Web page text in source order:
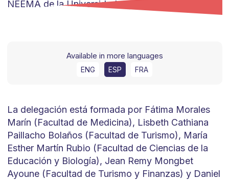
Available in more languages
ENG ESP FRA
La delegación está formada por Fátima Morales
Marín (Facultad de Medicina), Lisbeth Cathiana
Paillacho Bolaños (Facultad de Turismo), María
Esther Martín Rubio (Facultad de Ciencias de la
Educación y Biología), Jean Remy Mongbet
Ayoune (Facultad de Turismo y Finanzas) y Daniel